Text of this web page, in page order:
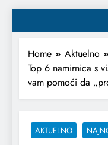
Home
Aktuelno
Top 6 namirnica s
vam pomoći da
AKTUELNO